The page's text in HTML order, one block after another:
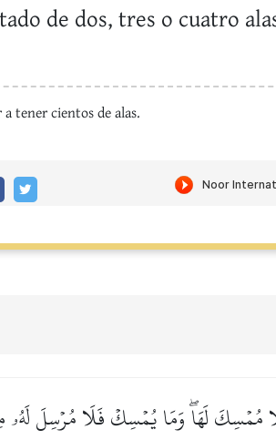
de dos, tres o cuatro
tener cientos de alas.
مُمۡسِكَ لَهَاۖ وَمَا يُمۡسِكۡ فَلَا مُرۡسِلَ لَهُۥ